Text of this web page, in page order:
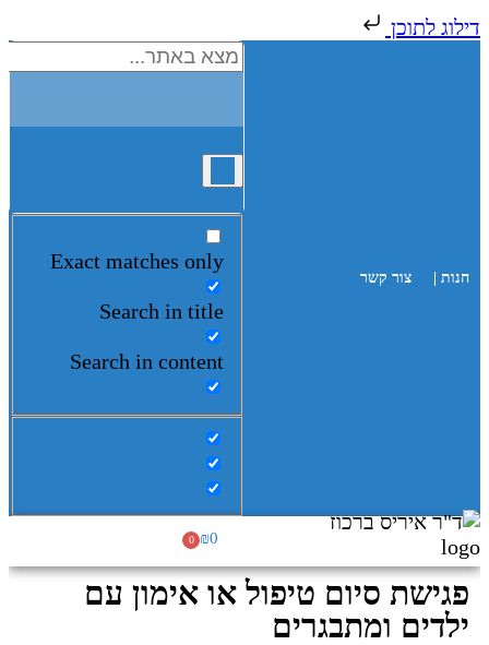
דילוג לתוכן
חנות | צור קשר
Exact matches only
Search in title
Search in content
₪0
0
פגישת סיום טיפול או אימון עם
ילדים ומתבגרים